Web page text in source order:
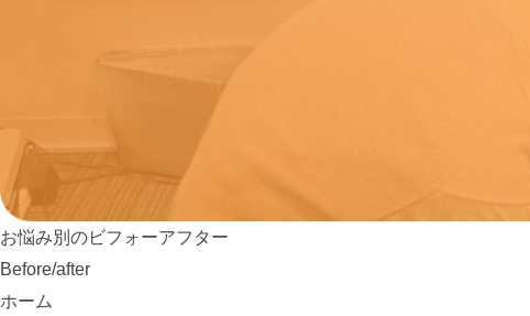
お悩み別のビフォーアフター
Before/after
ホーム